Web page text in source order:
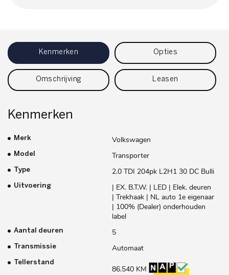
Kenmerken Opties
Omschrijving Leasen
Kenmerken
Merk Volkswagen
Model Transporter
Type 2.0 TDI 204pk L2H1 30 DC Bulli
Uitvoering
| EX. B.T.W. | LED | Elek. deuren
| Trekhaak | NL auto 1e eigenaar
| 100% (Dealer) onderhouden
label
Aantal deuren 5
Transmissie Automaat
Tellerstand
86.540 KM